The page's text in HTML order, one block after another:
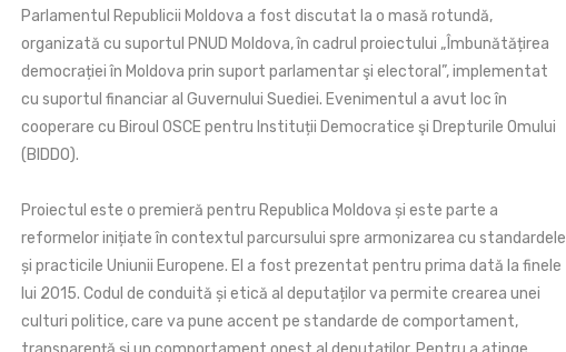
Parlamentul Republicii Moldova a fost discutat la o masă rotundă,
organizată cu suportul PNUD Moldova, în cadrul proiectului „Îmbunătățirea
democrației în Moldova prin suport parlamentar şi electoral”, implementat
cu suportul financiar al Guvernului Suediei. Evenimentul a avut loc în
cooperare cu Biroul OSCE pentru Instituții Democratice şi Drepturile Omului
(BIDDO).
Proiectul este o premieră pentru Republica Moldova și este parte a
reformelor inițiate în contextul parcursului spre armonizarea cu standardele
și practicile Uniunii Europene. El a fost prezentat pentru prima dată la finele
lui 2015. Codul de conduită și etică al deputaților va permite crearea unei
culturi politice, care va pune accent pe standarde de comportament,